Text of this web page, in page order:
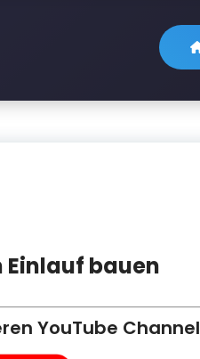
Einlauf bauen
YouTube